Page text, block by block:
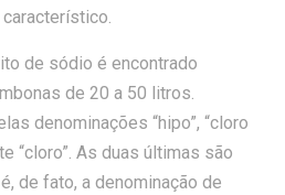
de sódio é encontrado
de 20 a 50 litros.
denominações “hipo”, “cloro
“cloro”. As duas últimas são
de fato, a denominação de